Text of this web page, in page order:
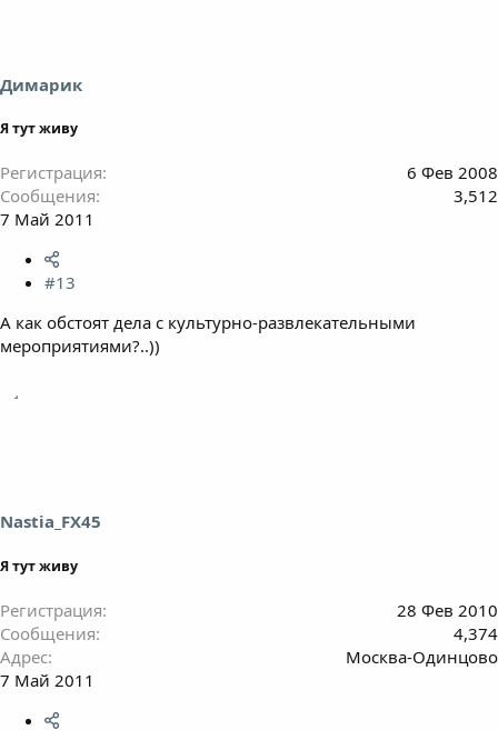
Димарик
Я тут живу
Регистрация
6 Фев 2008
Сообщения
3,512
7 Май 2011
#13
А как обстоят дела с культурно-развлекательными
мероприятиями?..))
Nastia_FX45
Я тут живу
Регистрация
28 Фев 2010
Сообщения
4,374
Адрес
Москва-Одинцово
7 Май 2011